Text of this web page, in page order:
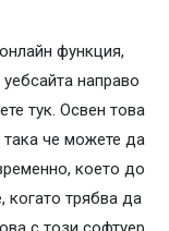
функция,
направо
тук. Освен това
че можете да
което до
когато трябва да